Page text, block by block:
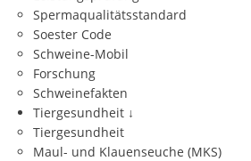
Spermaqualitätsstandard
Soester Code
Schweine-Mobil
Forschung
Schweinefakten
Tiergesundheit ↓
Tiergesundheit
Maul- und Klauenseuche (MKS)